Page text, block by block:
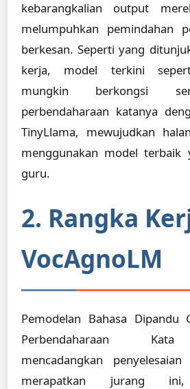
kebarangkalian output
melumpuhkan pemindahan
berkesan. Seperti yang
kerja, model terkini
mungkin berkongsi
perbendaharaan katanya
TinyLlama, mewujudkan
menggunakan model terbaik
guru.
2. Rangka
VocAgnoLM
Pemodelan Bahasa Dipandu
Perbendaharaan Kata
mencadangkan
merapatkan jurang ini,